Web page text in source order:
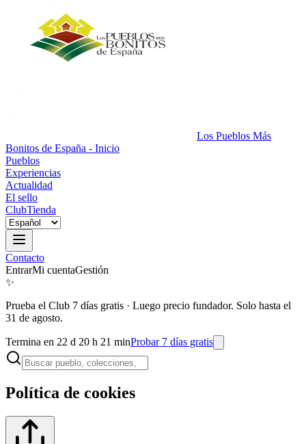
Los Pueblos Más
Bonitos de España - Inicio
Pueblos
Experiencias
Actualidad
El sello
ClubTienda
Contacto
EntrarMi cuentaGestión
✨
Prueba el Club 7 días gratis · Luego precio fundador. Solo hasta el
31 de agosto.
Termina en 22 d 20 h 21 minProbar 7 días gratis
Política de cookies